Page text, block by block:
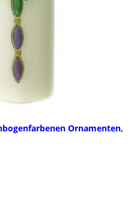
Ornamenten,